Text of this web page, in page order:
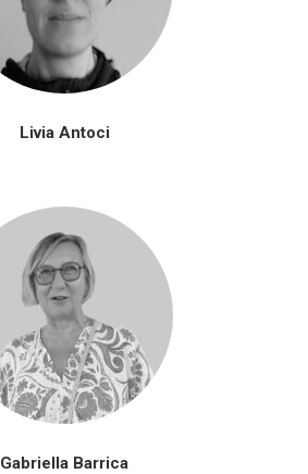
Livia Antoci
Gabriella Barrica